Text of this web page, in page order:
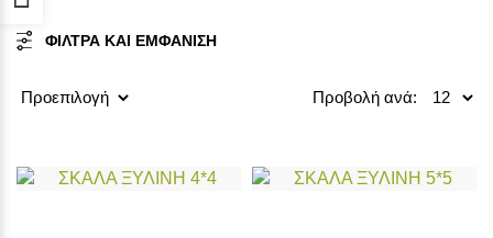
ΦΙΛΤΡΑ ΚΑΙ ΕΜΦΑΝΙΣΗ
Προβολή ανά: